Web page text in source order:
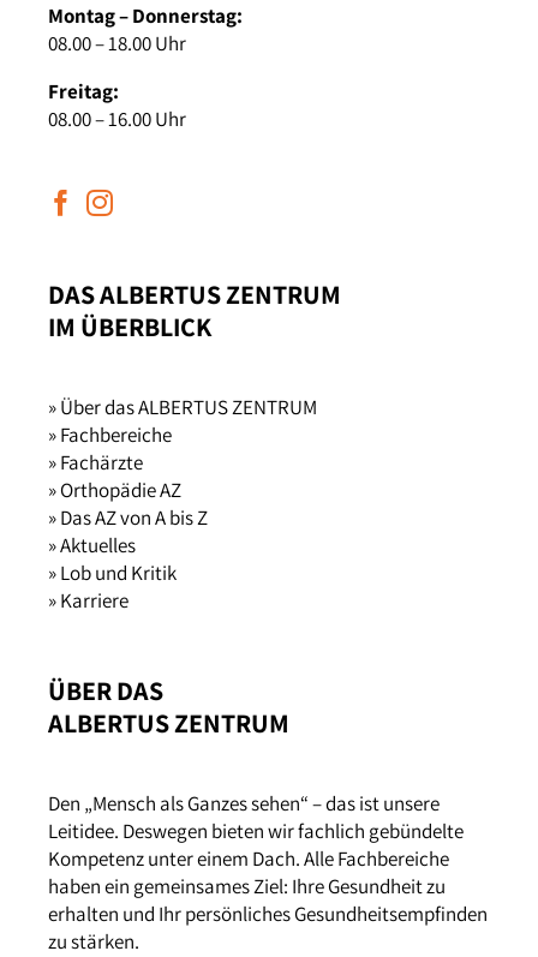
Montag – Donnerstag:
08.00 – 18.00 Uhr
Freitag:
08.00 – 16.00 Uhr
DAS ALBERTUS ZENTRUM
IM ÜBERBLICK
» Über das ALBERTUS ZENTRUM
» Fachbereiche
» Fachärzte
» Orthopädie AZ
» Das AZ von A bis Z
» Aktuelles
» Lob und Kritik
» Karriere
ÜBER DAS
ALBERTUS ZENTRUM
Den „Mensch als Ganzes sehen“ – das ist unsere
Leitidee. Deswegen bieten wir fachlich gebündelte
Kompetenz unter einem Dach. Alle Fachbereiche
haben ein gemeinsames Ziel: Ihre Gesundheit zu
erhalten und Ihr persönliches Gesundheitsempfinden
zu stärken.